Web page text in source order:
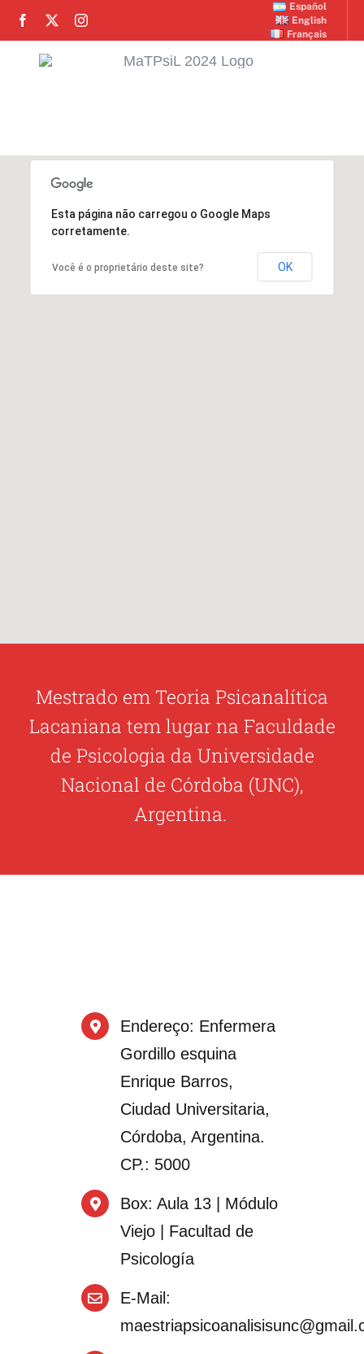
content
Español
English
Français
INSTITUCIONAL
PLANO DE ESTUDO
Esta página não carregou o Google Maps
corretamente.
Você é o proprietário deste site? OK
Mestrado em Teoria Psicanalítica
Lacaniana tem lugar na Faculdade
de Psicologia da Universidade
Nacional de Córdoba (UNC),
Argentina..
Endereço: Enfermera
Gordillo esquina
Enrique Barros,
Ciudad Universitaria,
Córdoba, Argentina.
CP.: 5000
Box: Aula 13 | Módulo
Viejo | Facultad de
Psicología
E-Mail :